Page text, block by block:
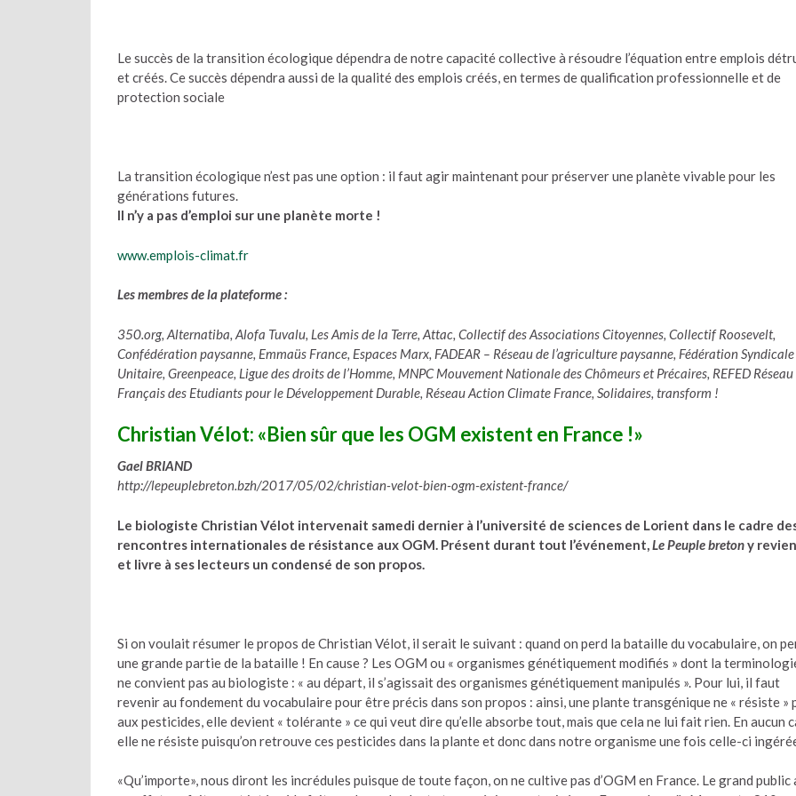
Le succès de la transition écologique dépendra de notre capacité collective à résoudre l’équation entre emplois
et créés. Ce succès dépendra aussi de la qualité des emplois créés, en termes de qualification professionnelle et de
protection sociale
La transition écologique n’est pas une option : il faut agir maintenant pour préserver une planète vivable pour les
générations futures.
Il n’y a pas d’emploi sur une planète morte !
www.emplois-climat.fr
Les membres de la plateforme :
350.org, Alternatiba, Alofa Tuvalu, Les Amis de la Terre, Attac, Collectif des Associations Citoyennes, Collectif Roosevelt,
Confédération paysanne, Emmaüs France, Espaces Marx, FADEAR – Réseau de l’agriculture paysanne, Fédération Syndicale
Unitaire, Greenpeace, Ligue des droits de l’Homme, MNPC Mouvement Nationale des Chômeurs et Précaires, REFED Réseau
Français des Etudiants pour le Développement Durable, Réseau Action Climate France, Solidaires, transform !
Christian Vélot: «Bien sûr que les OGM existent en France !»
Gael BRIAND
http://lepeuplebreton.bzh/2017/05/02/christian-velot-bien-ogm-existent-france/
Le biologiste Christian Vélot intervenait samedi dernier à l’université de sciences de Lorient dans le cadre
rencontres internationales de résistance aux OGM. Présent durant tout l’événement, Le Peuple bretony
et livre à ses lecteurs un condensé de son propos.
Si on voulait résumer le propos de Christian Vélot, il serait le suivant : quand on perd la bataille du vocabulaire, on
une grande partie de la bataille ! En cause ? Les OGM ou « organismes génétiquement modifiés » dont la
ne convient pas au biologiste : « au départ, il s’agissait des organismes génétiquement manipulés ». Pour lui, il faut
revenir au fondement du vocabulaire pour être précis dans son propos : ainsi, une plante transgénique ne « résiste »
aux pesticides, elle devient « tolérante » ce qui veut dire qu’elle absorbe tout, mais que cela ne lui fait rien. En aucun
elle ne résiste puisqu’on retrouve ces pesticides dans la plante et donc dans notre organisme une fois celle-ci
«Qu’importe», nous diront les incrédules puisque de toute façon, on ne cultive pas d’OGM en France. Le grand public